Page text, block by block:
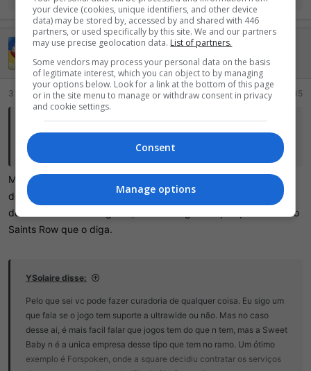
e
a
ç
õ
e
s
:
sebastiao coelho neto
Lenda da internet
3 Março 2024 #15
Delphinus disse:
A curadoria é pra avisar quem titulos essa empresa está envolvida.
Mas envolvida em que sentido? em tentar influenciar as
desenvolvedoras? Boa sorte então porque o que influencia as
desenvolvedoras é a grana, não uma agenda qualquer. O último
Saints Row que o diga.
YSolaire disse:
Pelo que sei vc pode fazer curadoria de qualquer coisa. Eu sigo um
que fala se o jogo tem suporte a ultrawide ou não. Mas no caso
desse ai, é mais facil falar que jogos tem do que n tem, mas a Sweet
Baby n é a unica empresa desse tipo que tem no ramo. Um ótimo
exemplo é Forspoken, onde a square decidiu contratar os serviços
your device (cookies, unique identifiers, and other device
data) may be stored by, accessed by and shared with 446
partners, or used specifically by this site. We and our partners
may use precise geolocation data. List of partners.
Some vendors may process your personal data on the basis
of legitimate interest, which you can object to by managing
your options below. Look for a link at the bottom of this page
or in the site menu to manage or withdraw consent in privacy
and cookie settings.
Consent
Manage options